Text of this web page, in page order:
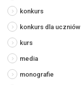
konkurs
konkurs dla uczniów
kurs
media
monografie